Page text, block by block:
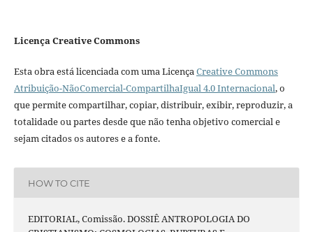
Licença Creative Commons
Esta obra está licenciada com uma LicençaCreative Commons
Atribuição-NãoComercial-CompartilhaIgual 4.0 Internacional, o
que permite compartilhar, copiar, distribuir, exibir, reproduzir, a
totalidade ou partes desde que não tenha objetivo comercial e
sejam citados os autores e a fonte.
HOW TO CITE
EDITORIAL, Comissão. DOSSIÊ ANTROPOLOGIA DO